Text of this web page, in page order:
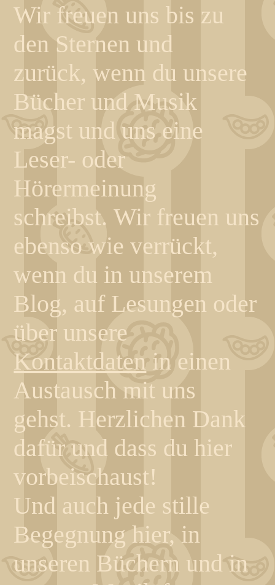
Wir freuen uns bis zu
den Sternen und
zurück, wenn du unsere
Bücher und Musik
magst und uns eine
Leser- oder
Hörermeinung
schreibst. Wir freuen uns
ebenso wie verrückt,
wenn du in unserem
Blog, auf Lesungen oder
über unsere
Kontaktdaten in einen
Austausch mit uns
gehst. Herzlichen Dank
dafür und dass du hier
vorbeischaust!
Und auch jede stille
Begegnung hier, in
unseren Büchern und in